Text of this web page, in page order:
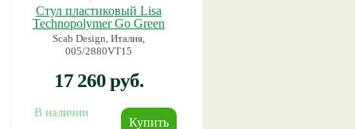
Стул пластиковый Lisa
Technopolymer Go Green
Scab Design, Италия,
005/2880VT15
17 260 руб.
В наличии